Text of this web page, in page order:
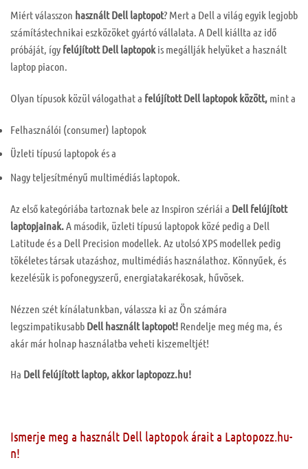
Miért válasszon használt Dell laptopot? Mert a Dell a világ egyik legjobb
számítástechnikai eszközöket gyártó vállalata. A Dell kiállta az idő
próbáját, így felújított Dell laptopok is megállják helyüket a használt
laptop piacon.
Olyan típusok közül válogathat a felújított Dell laptopok között, mint a
Felhasználói (consumer) laptopok
Üzleti típusú laptopok és a
Nagy teljesítményű multimédiás laptopok.
Az első kategóriába tartoznak bele az Inspiron szériái a Dell felújított
laptopjainak.A második, üzleti típusú laptopok közé pedig a Dell
Latitude és a Dell Precision modellek. Az utolsó XPS modellek pedig
tökéletes társak utazáshoz, multimédiás használathoz. Könnyűek, és
kezelésük is pofonegyszerű, energiatakarékosak, hűvösek.
Nézzen szét kínálatunkban, válassza ki az Ön számára
legszimpatikusabb Dell használt laptopot! Rendelje meg még ma, és
akár már holnap használatba veheti kiszemeltjét!
Ha Dell felújított laptop, akkor laptopozz.hu!
Ismerje meg a használt Dell laptopok árait a Laptopozz.hu-
n!